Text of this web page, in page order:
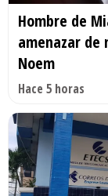
Hombre de
amenazar de
Noem
Hace 5 horas